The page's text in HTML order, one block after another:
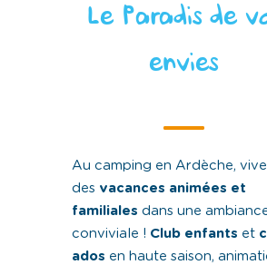
Le Paradis de
envies
Au camping en Ardèche,
des vacances animées et
familiales dans une
conviviale ! Club enfants et
ados en haute saison,